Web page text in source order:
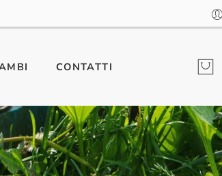
CONTATTI